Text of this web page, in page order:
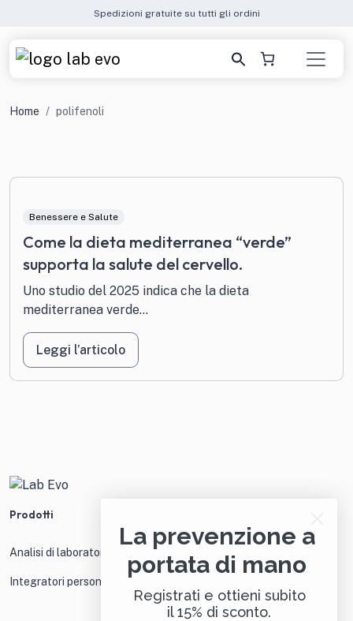
Spedizioni gratuite su tutti gli ordini
Home polifenoli
Benessere e Salute
Come la dieta mediterranea “verde”
supporta la salute del cervello.
Uno studio del 2025 indica che la dieta
mediterranea verde...
Leggi l’articolo
Prodotti
Analisi di laboratorio
Integratori personalizzati
La prevenzione a
portata di mano
Registrati e ottieni subito
il 15% di sconto.